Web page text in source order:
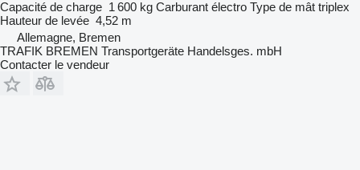
Capacité de charge 1 600 kg Carburant électro Type de mât triplex
Hauteur de levée 4,52 m
Allemagne, Bremen
TRAFIK BREMEN Transportgeräte Handelsges. mbH
Contacter le vendeur